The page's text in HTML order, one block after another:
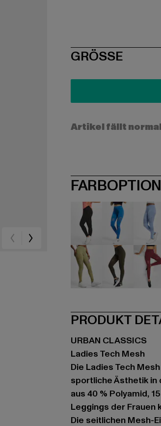
SIZE
GRÖSSE
Artikel fällt
schwarz blau blau
PRODUKT
URBAN CLASSICS
Ladies Tech Mesh
Die Ladies Tech
sportliche Ästhetik in
aus 40 % Polyamid,
Leggings der Frauen
Die seitlichen Mesh-